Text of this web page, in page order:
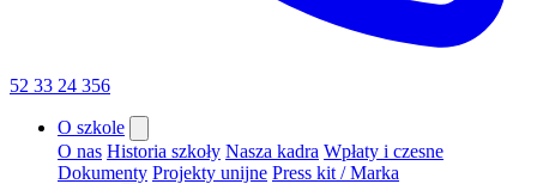
52 33 24 356
O szkole
O nas Historia szkoły Nasza kadra Wpłaty i czesne
Dokumenty Projekty unijne Press kit / Marka